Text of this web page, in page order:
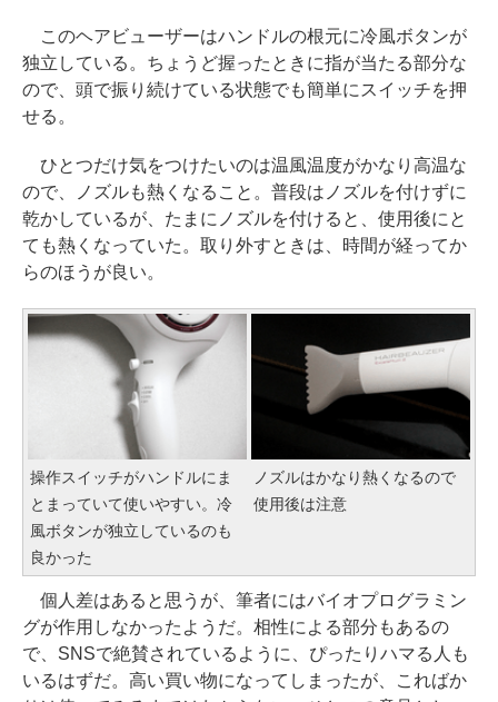
このヘアビューザーはハンドルの根元に冷風ボタンが
独立している。ちょうど握ったときに指が当たる部分な
ので、頭で振り続けている状態でも簡単にスイッチを押
せる。
ひとつだけ気をつけたいのは温風温度がかなり高温な
ので、ノズルも熱くなること。普段はノズルを付けずに
乾かしているが、たまにノズルを付けると、使用後にと
ても熱くなっていた。取り外すときは、時間が経ってか
らのほうが良い。
操作スイッチがハンドルにま
とまっていて使いやすい。冷
風ボタンが独立しているのも
良かった
ノズルはかなり熱くなるので
使用後は注意
個人差はあると思うが、筆者にはバイオプログラミン
グが作用しなかったようだ。相性による部分もあるの
で、SNSで絶賛されているように、ぴったりハマる人も
いるはずだ。高い買い物になってしまったが、こればか